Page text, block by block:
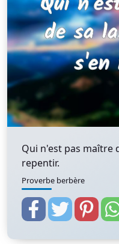
Qui n'est pas maître
repentir.
Proverbe berbère